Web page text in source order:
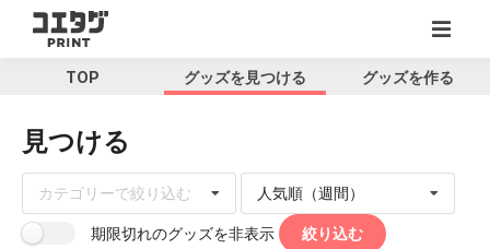
TOP グッズを見つける グッズを作る
見つける
カテゴリーで絞り込む 人気順（週間）
期限切れのグッズを非表示 絞り込む